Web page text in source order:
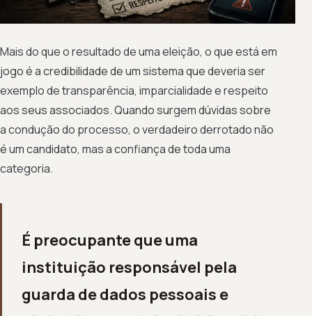
Mais do que o resultado de uma eleição, o que está em
jogo é a credibilidade de um sistema que deveria ser
exemplo de transparência, imparcialidade e respeito
aos seus associados. Quando surgem dúvidas sobre
a condução do processo, o verdadeiro derrotado não
é um candidato, mas a confiança de toda uma
categoria.
É preocupante que uma
instituição responsável pela
guarda de dados pessoais e